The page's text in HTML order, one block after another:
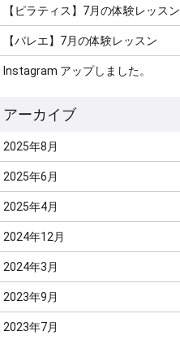
【ピラティス】7月の体験レッスン
【バレエ】7月の体験レッスン
Instagram アップしました。
2025年8月
2025年6月
2025年4月
2024年12月
2024年3月
2023年9月
2023年7月